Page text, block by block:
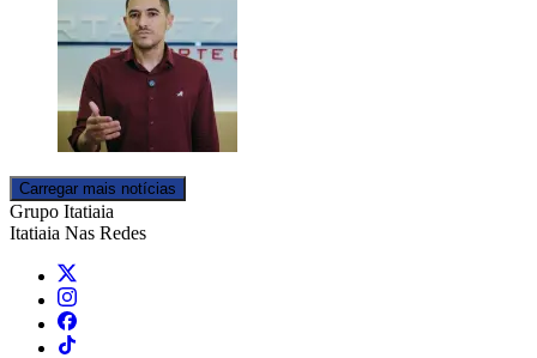
Carregar mais notícias
Grupo Itatiaia
Itatiaia Nas Redes